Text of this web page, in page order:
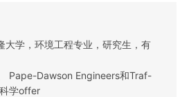
大学，环境工程专业，研究生，有
Pape-Dawson Engineers和Traf-
学offer